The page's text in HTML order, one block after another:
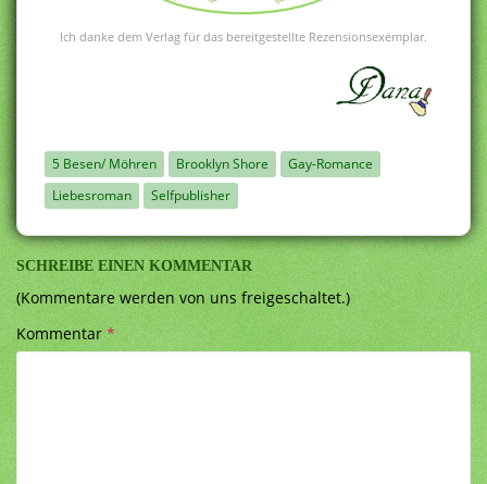
Ich danke dem Verlag für das bereitgestellte Rezensionsexemplar.
5 Besen/ Möhren Brooklyn Shore
Gay-Romance
Liebesroman
Selfpublisher
SCHREIBE EINEN KOMMENTAR
(Kommentare werden von uns freigeschaltet.)
Kommentar*